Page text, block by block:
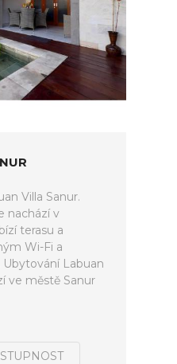
Villa Sanur.
nachází v
terasu a
Wi-Fi a
Labuan
ve městě Sanur